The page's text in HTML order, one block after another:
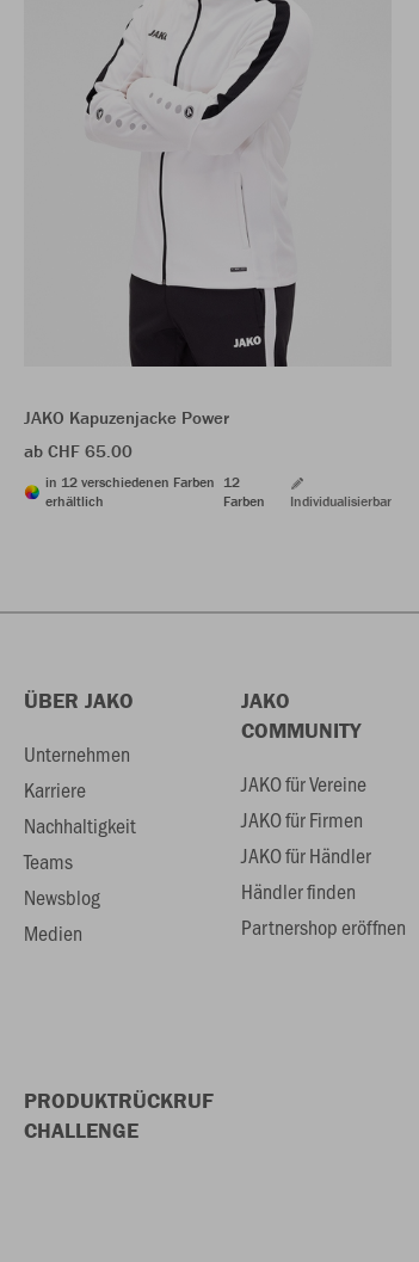
JAKO Kapuzenjacke Power
ab CHF 65.00
in 12 verschiedenen Farben
erhältlich
12
Farben
Individualisierbar
ÜBER JAKO
Unternehmen
Karriere
Nachhaltigkeit
Teams
Newsblog
Medien
JAKO
COMMUNITY
JAKO für Vereine
JAKO für Firmen
JAKO für Händler
Händler finden
Partnershop eröffnen
PRODUKTRÜCKRUF
CHALLENGE